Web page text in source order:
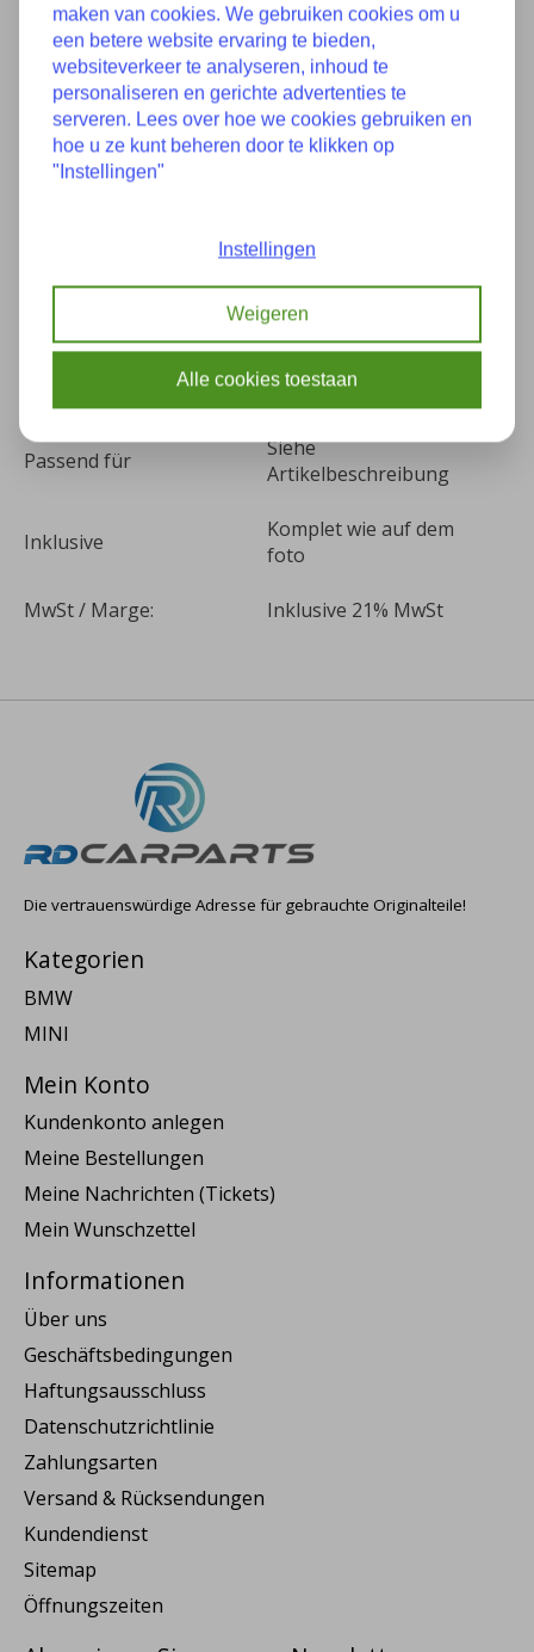
Eigenschaften
Zustand
Baujahr: Unbekannt
Kilometer: 0
-
Passend für
Siehe
Artikelbeschreibung
Inklusive
Komplet wie auf dem
foto
MwSt / Marge: Inklusive 21% MwSt
Die vertrauenswürdige Adresse für gebrauchte Originalteile!
Kategorien
BMW
MINI
Mein Konto
Kundenkonto anlegen
Meine Bestellungen
Meine Nachrichten (Tickets)
Mein Wunschzettel
Informationen
Über uns
Geschäftsbedingungen
Haftungsausschluss
Datenschutzrichtlinie
Zahlungsarten
Versand & Rücksendungen
Kundendienst
Sitemap
Öffnungszeiten
maken van cookies. We gebruiken cookies om u
een betere website ervaring te bieden,
websiteverkeer te analyseren, inhoud te
personaliseren en gerichte advertenties te
serveren. Lees over hoe we cookies gebruiken en
hoe u ze kunt beheren door te klikken op
"Instellingen"
Instellingen
Weigeren
Alle cookies toestaan